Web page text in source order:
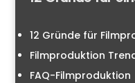
12 Gründe für
Filmproduktion
FAQ-Filmproduktion